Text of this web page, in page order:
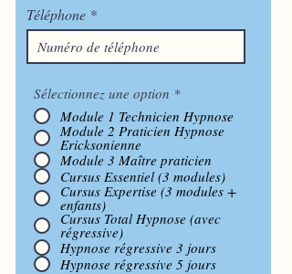
Téléphone
Sélectionnez une option *
Module 1 Technicien Hypnose
Module 2 Praticien Hypnose
Ericksonienne
Module 3 Maître praticien
Cursus Essentiel (3 modules)
Cursus Expertise (3 modules +
enfants)
Cursus Total Hypnose (avec
régressive)
Hypnose régressive 3 jours
Hypnose régressive 5 jours